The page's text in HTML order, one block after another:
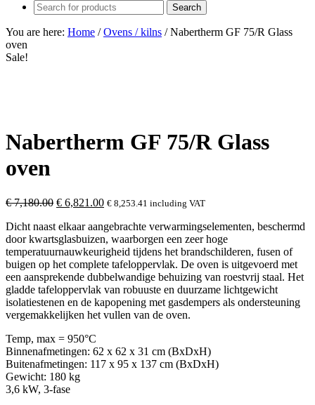
You are here: Home / Ovens / kilns /Nabertherm GF 75/R Glass
oven
Sale!
Nabertherm GF 75/R Glass
oven
€7,180.00 Original
was:
€ 7,180.00.
€ 6,821.00Current
is:
€ 6,821.00.
€ 8,253.41 including VAT
Dicht naast elkaar aangebrachte verwarmingselementen, beschermd
door kwartsglasbuizen, waarborgen een zeer hoge
temperatuurnauwkeurigheid tijdens het brandschilderen, fusen of
buigen op het complete tafeloppervlak. De oven is uitgevoerd met
een aansprekende dubbelwandige behuizing van roestvrij staal. Het
gladde tafeloppervlak van robuuste en duurzame lichtgewicht
isolatiestenen en de kapopening met gasdempers als ondersteuning
vergemakkelijken het vullen van de oven.
Temp, max = 950°C
Binnenafmetingen: 62 x 62 x 31 cm (BxDxH)
Buitenafmetingen: 117 x 95 x 137 cm (BxDxH)
Gewicht: 180 kg
3,6 kW, 3-fase